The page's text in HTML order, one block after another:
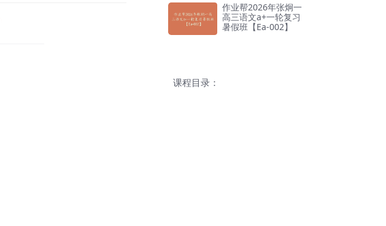
作业帮2026年张炯一
高三语文a+一轮复习
暑假班【Ea-002】
课程目录：